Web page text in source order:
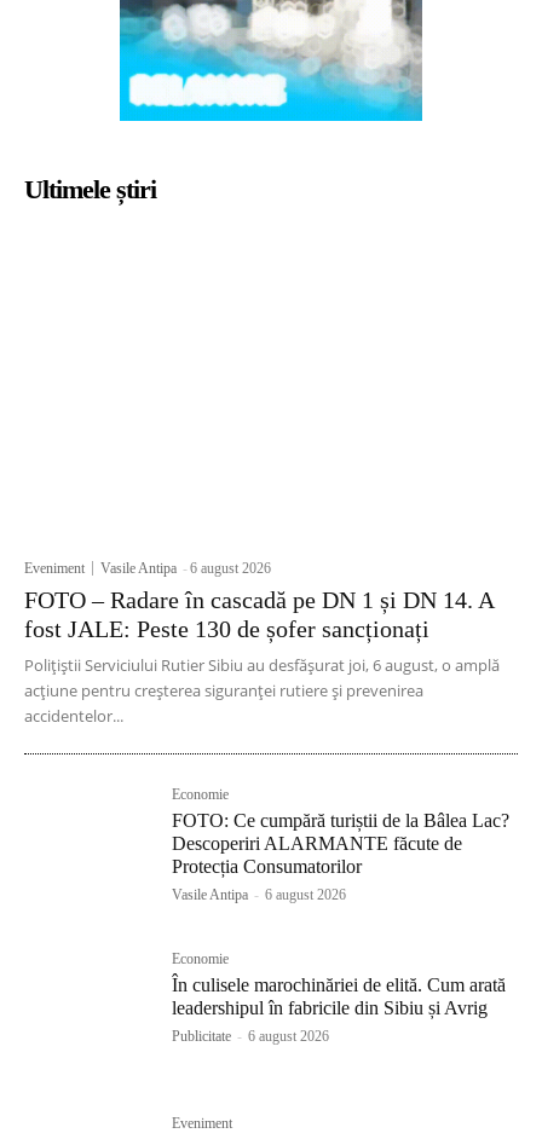
Ultimele știri
Eveniment Vasile Antipa -6 august 2026
FOTO – Radare în cascadă pe DN 1 și DN 14. A
fost JALE: Peste 130 de șofer sancționați
Polițiștii Serviciului Rutier Sibiu au desfășurat joi, 6 august, o amplă
acțiune pentru creșterea siguranței rutiere și prevenirea
accidentelor...
Economie
FOTO: Ce cumpără turiștii de la Bâlea Lac?
Descoperiri ALARMANTE făcute de
Protecția Consumatorilor
Vasile Antipa - 6 august 2026
Economie
În culisele marochinăriei de elită. Cum arată
leadershipul în fabricile din Sibiu și Avrig
Publicitate - 6 august 2026
Eveniment